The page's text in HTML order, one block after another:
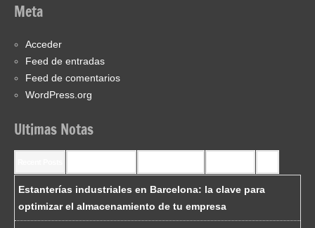
Meta
Acceder
Feed de entradas
Feed de comentarios
WordPress.org
Ultimas Notas
Estanterías industriales en Barcelona: la clave para
optimizar el almacenamiento de tu empresa